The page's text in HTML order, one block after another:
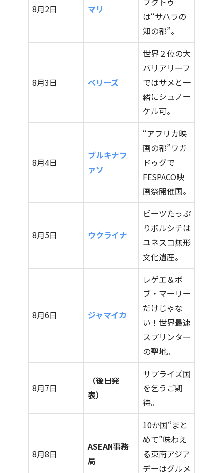
8月2日 マリ
は“サハラの
知の都”。
8月3日 ベリーズ
世界２位の大
バリアリーフ
ではサメと一
緒にシュノー
ケル可。
8月4日
ブルキナフ
ァソ
“アフリカ映
画の都”ワガ
ドゥグで
FESPACO映
画祭開催国。
8月5日 ウクライナ
ビーツたっぷ
りボルシチは
ユネスコ無形
文化遺産。
8月6日 ジャマイカ
レゲエ＆ボ
ブ・マーリー
だけじゃな
い！世界最速
スプリンター
の聖地。
8月7日
（後日発
表）
サプライズ国
を乞うご期
待。
8月8日
ASEAN事務
局
10か国“まと
めて”味わえ
る東南アジア
デーはグルメ